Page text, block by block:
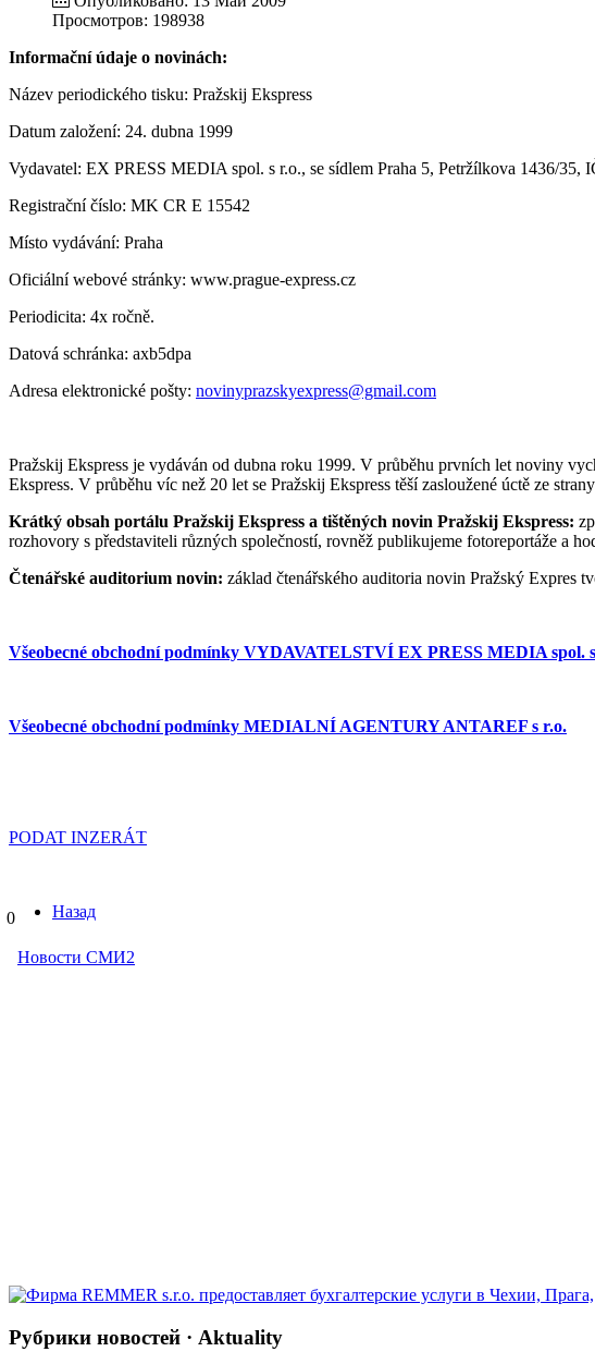
Просмотров: 198938
Informační údaje o novinách:
Název periodického tisku: Pražskij Ekspress
Datum založení: 24. dubna 1999
Vydavatel: EX PRESS MEDIA spol. s r.o., se sídlem Praha 5, Petržílkova 1436/35,
Registrační číslo: MK CR E 15542
Místo vydávání: Praha
Oficiální webové stránky: www.prague-express.cz
Periodicita: 4x ročně.
Datová schránka: axb5dpa
Adresa elektronické pošty: novinyprazskyexpress@gmail.com
Pražskij Ekspress je vydáván od dubna roku 1999. V průběhu prvních let noviny
Ekspress. V průběhu víc než 20 let se Pražskij Ekspress těší zasloužené úctě ze
Krátký obsah portálu Pražskij Ekspress a tištěných novin Pražskij Ekspress:
rozhovory s představiteli různých společností, rovněž publikujeme fotoreportáže a
Čtenářské auditorium novin: základ čtenářského auditoria novin Pražský Expres
Všeobecné obchodní podmínky VYDAVATELSTVÍ EX PRESS MEDIA spol.
Všeobecné obchodní podmínky MEDIALNÍ AGENTURY ANTAREF s r.o.
PODAT INZERÁT
0 Назад
Рубрики новостей · Aktuality